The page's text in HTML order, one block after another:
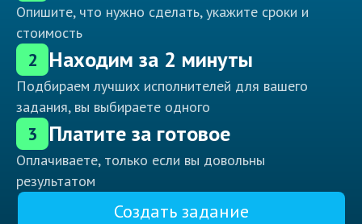
Опишите, что нужно сделать, укажите сроки и
стоимость
2 Находим за 2 минуты
Подбираем лучших исполнителей для вашего
задания, вы выбираете одного
3 Платите за готовое
Оплачиваете, только если вы довольны
результатом
Создать задание